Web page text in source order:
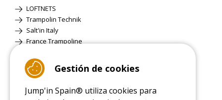
LOFTNETS
Trampolin Technik
Salt'in Italy
France Trampoline
Página ClásicaGestión de cookies
Jump'in Spain® utiliza cookies para